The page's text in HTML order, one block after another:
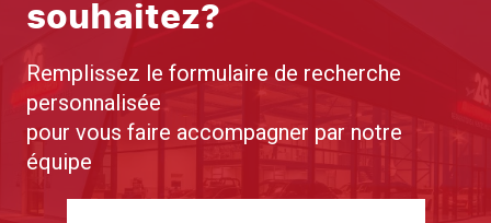
souhaitez?
Remplissez le formulaire de recherche
personnalisée
pour vous faire accompagner par notre
équipe